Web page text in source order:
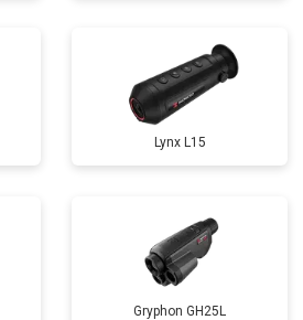
Lynx L15
Gryphon GH25L